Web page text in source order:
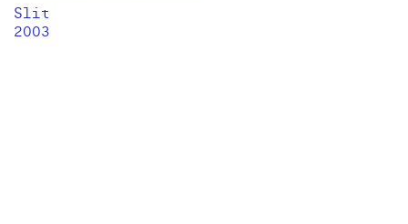
Slit
2003